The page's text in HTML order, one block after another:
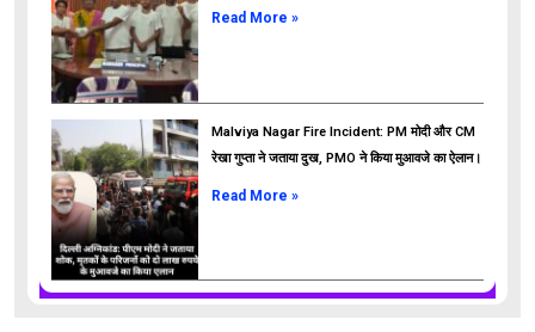
Read More »
Malviya Nagar Fire Incident: PM मोदी और CM
रेखा गुप्ता ने जताया दुख, PMO ने किया मुआवजे का ऐलान।
Read More »